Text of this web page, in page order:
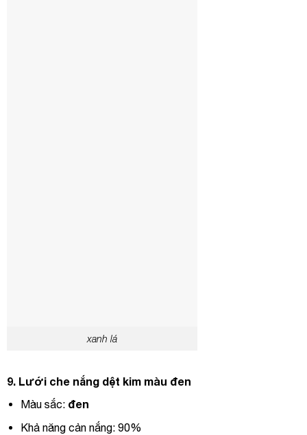
xanh lá
9. Lưới che nắng dệt kim màu đen
Màu sắc: đen
Khả năng cản nắng: 90%